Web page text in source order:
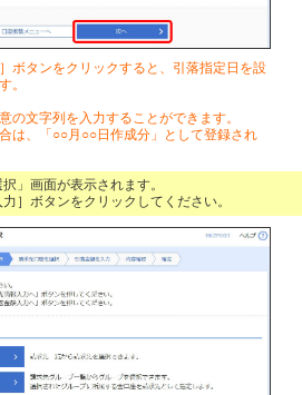
ボタンをクリックすると、引落指定日を設
。
の文字列を入力することができます。
は、「○○月○○日作成分」として登録され
」画面が表示されます。
］ボタンをクリックしてください。